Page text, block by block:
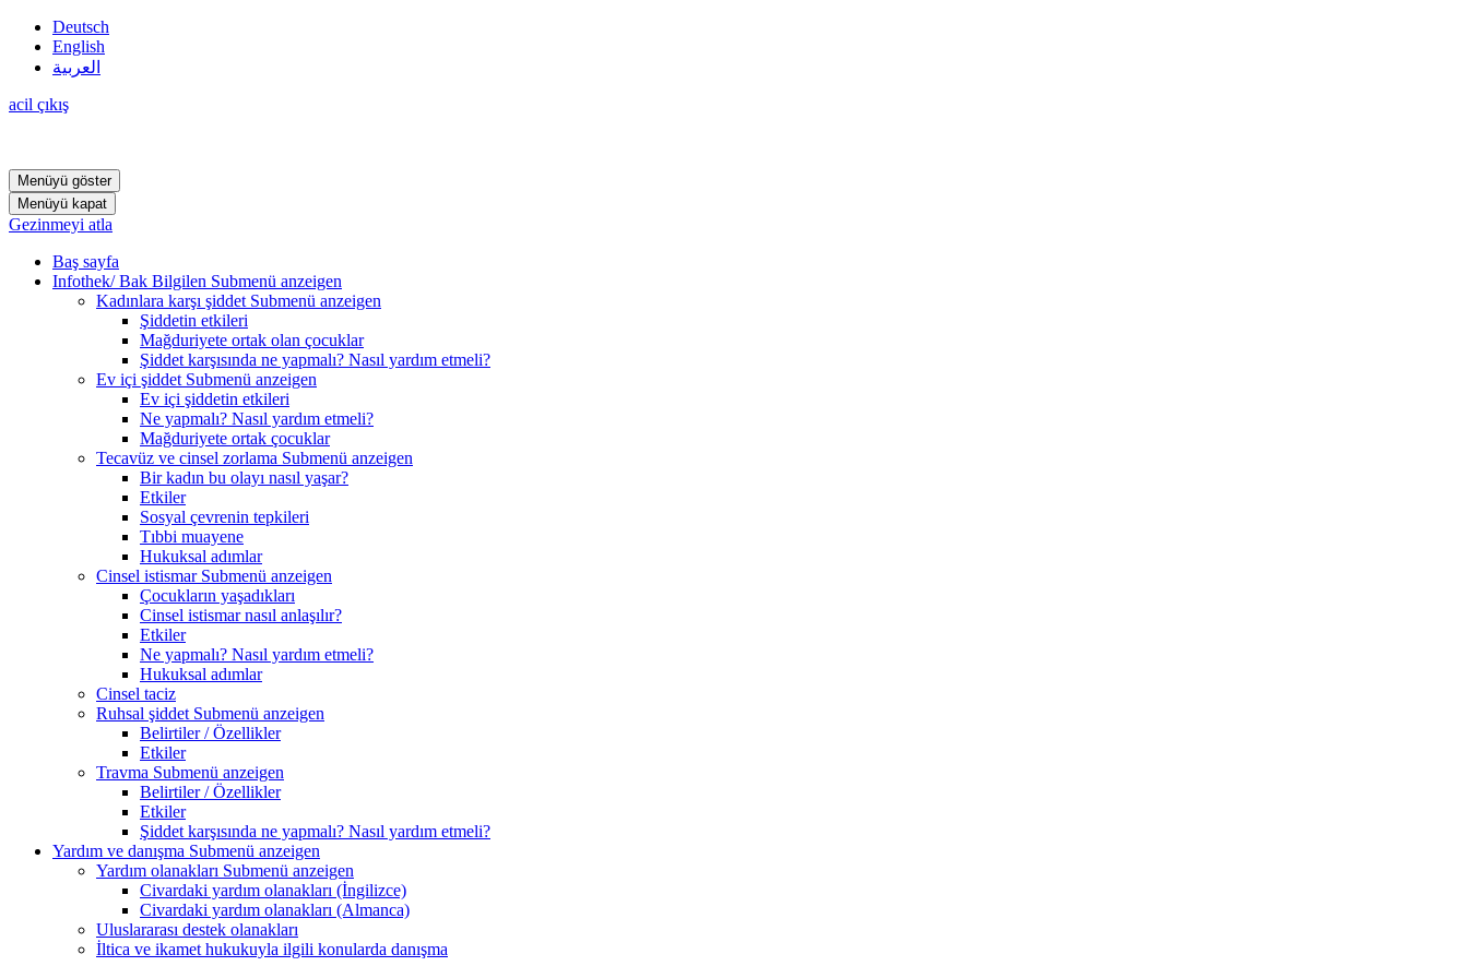
Deutsch
English
العربية
acil çıkış
Menüyü göster
Menüyü kapat
Gezinmeyi atla
Baş sayfa
Infothek/ Bak Bilgilen Submenü anzeigen
Kadınlara karşı şiddet Submenü anzeigen
Şiddetin etkileri
Mağduriyete ortak olan çocuklar
Şiddet karşısında ne yapmalı? Nasıl yardım etmeli?
Ev içi şiddet Submenü anzeigen
Ev içi şiddetin etkileri
Ne yapmalı? Nasıl yardım etmeli?
Mağduriyete ortak çocuklar
Tecavüz ve cinsel zorlama Submenü anzeigen
Bir kadın bu olayı nasıl yaşar?
Etkiler
Sosyal çevrenin tepkileri
Tıbbi muayene
Hukuksal adımlar
Cinsel istismar Submenü anzeigen
Çocukların yaşadıkları
Cinsel istismar nasıl anlaşılır?
Etkiler
Ne yapmalı? Nasıl yardım etmeli?
Hukuksal adımlar
Cinsel taciz
Ruhsal şiddet Submenü anzeigen
Belirtiler / Özellikler
Etkiler
Travma Submenü anzeigen
Belirtiler / Özellikler
Etkiler
Şiddet karşısında ne yapmalı? Nasıl yardım etmeli?
Yardım ve danışma Submenü anzeigen
Yardım olanakları Submenü anzeigen
Civardaki yardım olanakları (İngilizce)
Civardaki yardım olanakları (Almanca)
Uluslararası destek olanakları
İltica ve ikamet hukukuyla ilgili konularda danışma